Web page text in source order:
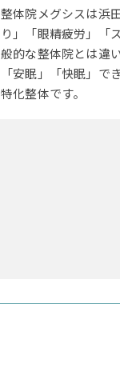
整体院メグシスは浜
り」「眼精疲労」「
般的な整体院とは違
「安眠」「快眠」
特化整体です。